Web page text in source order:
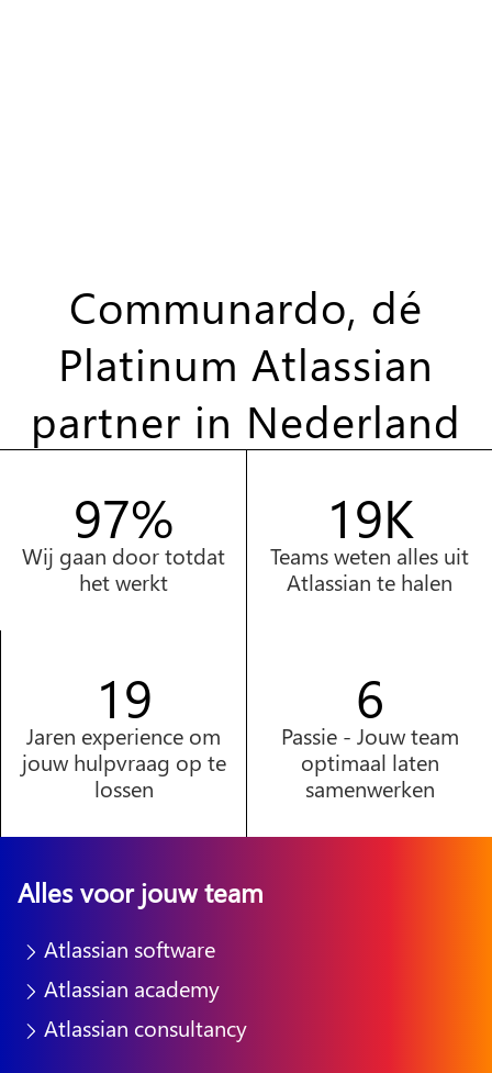
Communardo, dé
Platinum Atlassian
partner in Nederland
99%
Wij gaan door totdat
het werkt
20K
Teams weten alles uit
Atlassian te halen
20
Jaren experience om
jouw hulpvraag op te
lossen
3
Passie - Jouw team
optimaal laten
samenwerken
Alles voor jouw team
Atlassian software
Atlassian academy
Atlassian consultancy